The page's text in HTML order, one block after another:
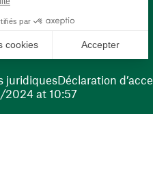
in a new window)
at 10:57
juridiquesDéclaration